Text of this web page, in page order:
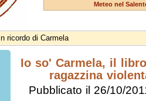
Meteo nel
In ricordo di Carmela
Io so' Carmela, il
ragazzina
Pubblicato il 26/10/